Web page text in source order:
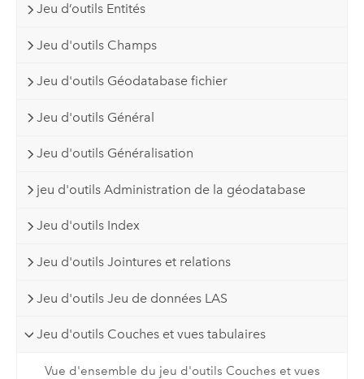
Jeu d’outils Entités
Jeu d'outils Champs
Jeu d'outils Géodatabase fichier
Jeu d'outils Général
Jeu d'outils Généralisation
jeu d'outils Administration de la géodatabase
Jeu d'outils Index
Jeu d'outils Jointures et relations
Jeu d'outils Jeu de données LAS
Jeu d'outils Couches et vues tabulaires
Vue d'ensemble du jeu d'outils Couches et vues